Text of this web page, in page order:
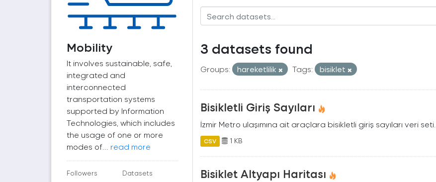
Mobility
It involves sustainable, safe,
integrated and
interconnected
transportation systems
supported by Information
Technologies, which includes
the usage of one or more
modes of... read more
Followers Datasets
3 datasets found
Groups: hareketlilik Tags: bisiklet
Bisikletli Giriş Sayıları
İzmir Metro ulaşımına ait araçlara bisikletli giriş sayıları veri seti.
CSV 1 KB
Bisiklet Altyapı Haritası